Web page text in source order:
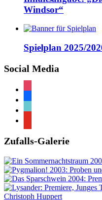
Windsor“
Spielplan 2025/
Social Media
Zufalls-Galerie